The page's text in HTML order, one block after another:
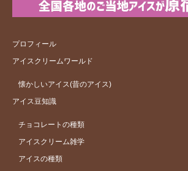
プロフィール
アイスクリームワールド
懐かしいアイス(昔のアイス)
アイス豆知識
チョコレートの種類
アイスクリーム雑学
アイスの種類